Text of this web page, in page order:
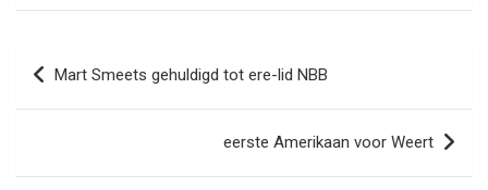
Bericht
navigatie
Mart Smeets gehuldigd tot ere-lid NBB
eerste Amerikaan voor Weert